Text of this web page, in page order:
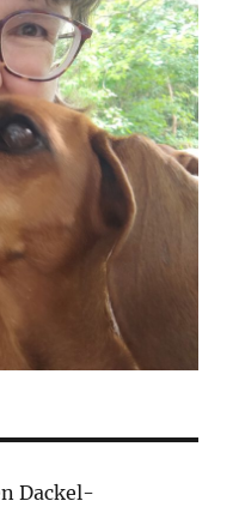
Dackel-